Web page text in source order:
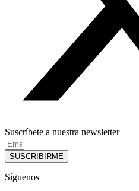
Suscríbete a nuestra newsletter
SUSCRIBIRME
Síguenos